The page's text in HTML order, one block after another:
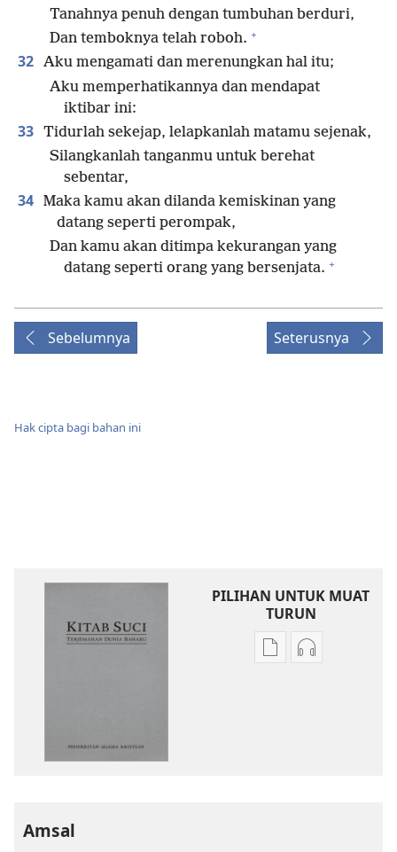
Tanahnya penuh dengan tumbuhan berduri,
Dan temboknya telah roboh. +
32 Aku mengamati dan merenungkan hal itu;
Aku memperhatikannya dan mendapat
iktibar ini:
33 Tidurlah sekejap, lelapkanlah matamu sejenak,
Silangkanlah tanganmu untuk berehat
sebentar,
34 Maka kamu akan dilanda kemiskinan yang
datang seperti perompak,
Dan kamu akan ditimpa kekurangan yang
datang seperti orang yang bersenjata. +
Sebelumnya Seterusnya
Hak cipta bagi bahan ini
PILIHAN UNTUK MUAT
TURUN
PilihanPilihan
Amsal